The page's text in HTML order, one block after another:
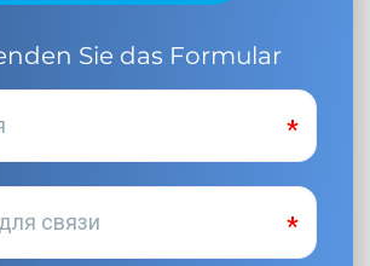
Sie das Formular